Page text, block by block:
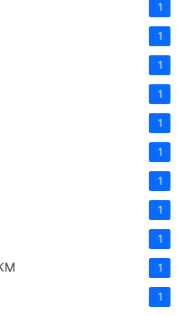
1
1
1
1
1
1
1
1
1
1
1